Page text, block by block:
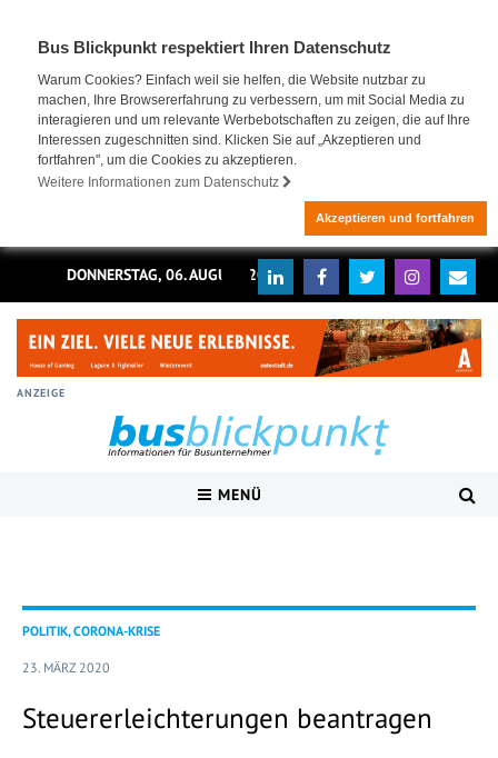
Bus Blickpunkt respektiert Ihren Datenschutz
Warum Cookies? Einfach weil sie helfen, die Website nutzbar zu
machen, Ihre Browsererfahrung zu verbessern, um mit Social Media zu
interagieren und um relevante Werbebotschaften zu zeigen, die auf Ihre
Interessen zugeschnitten sind. Klicken Sie auf „Akzeptieren und
fortfahren", um die Cookies zu akzeptieren.
Weitere Informationen zum Datenschutz
Akzeptieren und fortfahren
DONNERSTAG, 06. AUGUST 2026
ANZEIGE
MENÜ
POLITIK, CORONA-KRISE
23. MÄRZ 2020
Steuererleichterungen beantragen